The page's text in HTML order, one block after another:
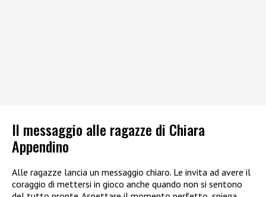
Il messaggio alle ragazze di Chiara
Appendino
Alle ragazze lancia un messaggio chiaro. Le invita ad avere il
coraggio di mettersi in gioco anche quando non si sentono